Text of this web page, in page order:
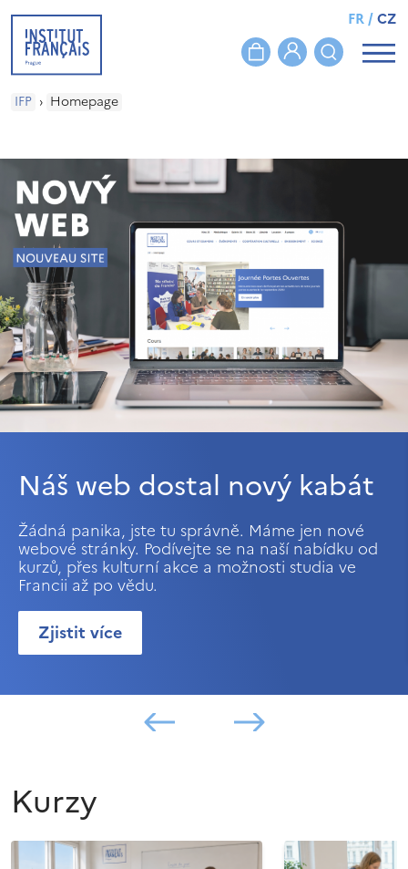
FR/CZ
IFP › Homepage
Náš web dostal nový kabát
Žádná panika, jste tu správně. Máme jen nové
webové stránky. Podívejte se na naší nabídku od
kurzů, přes kulturní akce a možnosti studia ve
Francii až po vědu.
Zjistit více
Kurzy